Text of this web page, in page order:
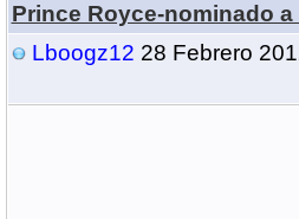
Prince Royce-nominado
Lboogz12 28 Febrero